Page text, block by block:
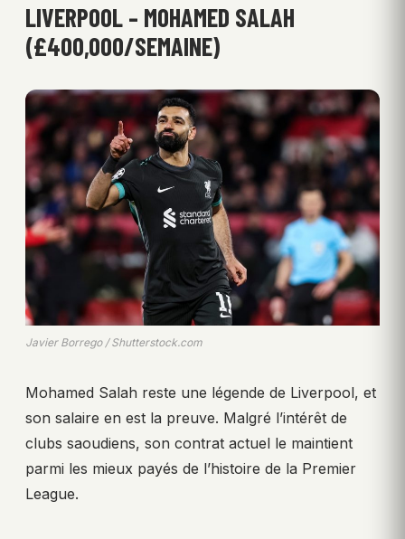
LIVERPOOL – MOHAMED SALAH
(£400,000/SEMAINE)
Javier Borrego / Shutterstock.com
Mohamed Salah reste une légende de Liverpool, et
son salaire en est la preuve. Malgré l’intérêt de
clubs saoudiens, son contrat actuel le maintient
parmi les mieux payés de l’histoire de la Premier
League.